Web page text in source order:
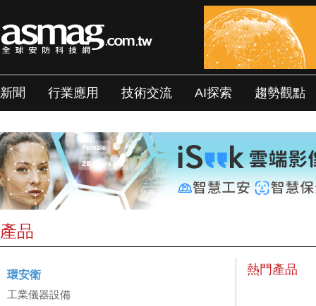
新聞 行業應用 技術交流 AI探索 趨勢觀點
產品
環安衛
工業儀器設備
熱門產品